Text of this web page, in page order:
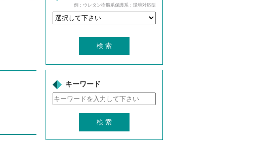
例：ウレタン樹脂系保護系：環境対応型
キーワード